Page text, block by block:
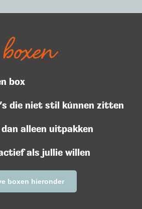
boxen
box
die niet stil kúnnen zitten
alleen uitpakken
als jullie willen
boxen hieronder